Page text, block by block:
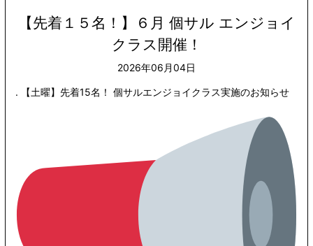
【先着１５名！】６月 個サル エンジョイ
クラス開催！
2026年06月04日
. 【土曜】先着15名！ 個サルエンジョイクラス実施のお知らせ